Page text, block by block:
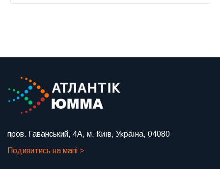
пров. Гаванський, 4А, м. Київ, Україна, 04080
Подивитись на мапі >